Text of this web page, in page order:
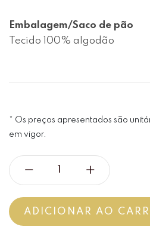
Embalagem/Saco de pão
Tecido 100% algodão
* Os preços apresentados são
em vigor.
ADICIONAR AO